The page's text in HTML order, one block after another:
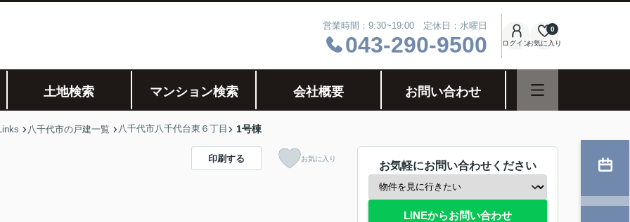
営業時間：9:30~19:00 定休日：水曜日
043-290-9500 ログインお気に入り
0
土地検索 マンション検索 会社概要 お問い合わせ
八千代市の戸建一覧 八千代市八千代台東６丁目 1号棟
印刷する お気に入り
お気軽にお問い合わせください
LINEからお問い合わせ